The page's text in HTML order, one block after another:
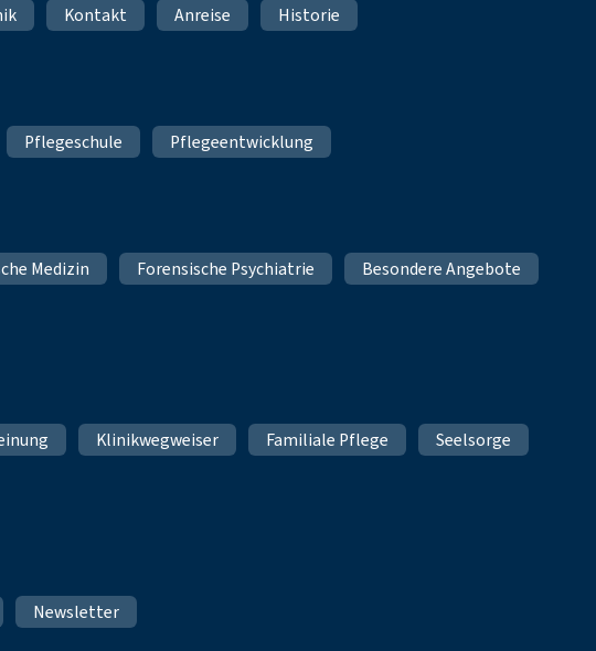
Kontakt Anreise Historie
Pflegeschule Pflegeentwicklung
Medizin Forensische Psychiatrie
Besondere Angebote
Klinikwegweiser Familiale Pflege
Seelsorge
Newsletter